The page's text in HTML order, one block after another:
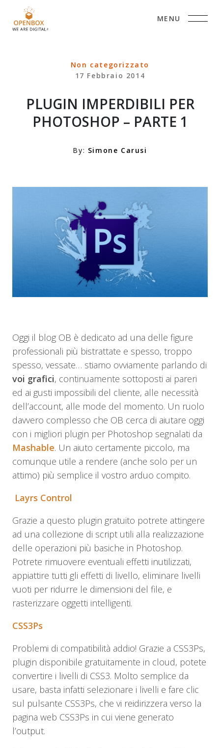
MENU
Non categorizzato
17 Febbraio 2014
PLUGIN IMPERDIBILI PER
PHOTOSHOP – PARTE 1
By: Simone Carusi
Oggi il blog OB è dedicato ad una delle figure
professionali più bistrattate e spesso, troppo
spesso, vessate… stiamo ovviamente parlando di
voi grafici, continuamente sottoposti ai pareri
ed ai gusti impossibili del cliente, alle necessità
dell’account, alle mode del momento. Un ruolo
davvero complesso che OB cerca di aiutare oggi
con i migliori plugin per Photoshop segnalati da
Mashable. Un aiuto certamente piccolo, ma
comunque utile a rendere (anche solo per un
attimo) più semplice il vostro arduo compito.
Layrs Control
Grazie a questo plugin gratuito potrete attingere
ad una collezione di script utili alla realizzazione
delle operazioni più basiche in Photoshop.
Potrete rimuovere eventuali effetti inutilizzati,
appiattire tutti gli effetti di livello, eliminare livelli
vuoti per ridurre le dimensioni del file, e
rasterizzare oggetti intelligenti.
CSS3Ps
Problemi di compatibilità addio! Grazie a CSS3Ps,
plugin disponibile gratuitamente in cloud, potete
convertire i livelli di CSS3. Molto semplice da
usare, basta infatti selezionare i livelli e fare clic
sul pulsante CSS3Ps, che vi reidirizzera verso la
pagina web CSS3Ps in cui viene generato
l’output.